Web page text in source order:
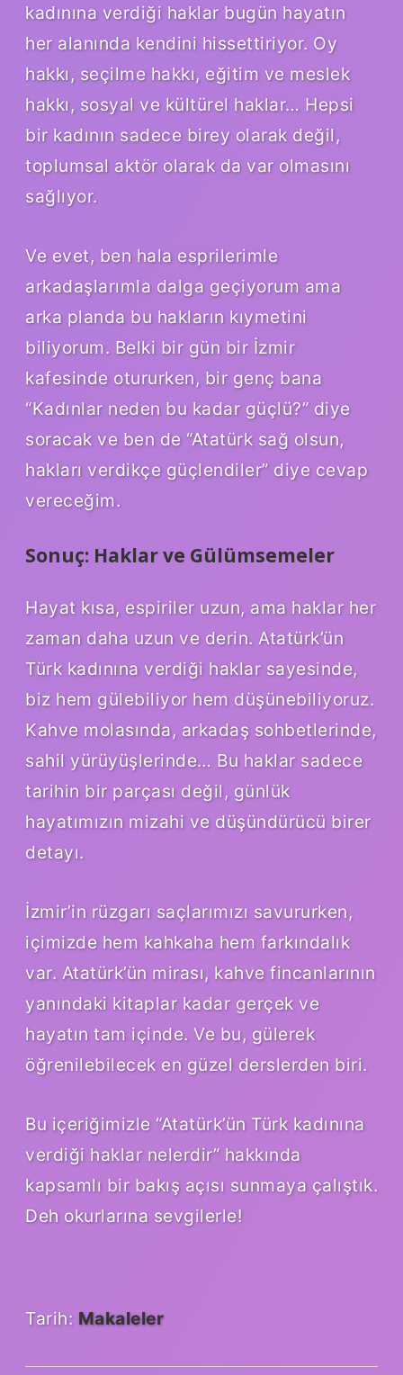
kadınına verdiği haklar bugün hayatın
her alanında kendini hissettiriyor. Oy
hakkı, seçilme hakkı, eğitim ve meslek
hakkı, sosyal ve kültürel haklar… Hepsi
bir kadının sadece birey olarak değil,
toplumsal aktör olarak da var olmasını
sağlıyor.
Ve evet, ben hala esprilerimle
arkadaşlarımla dalga geçiyorum ama
arka planda bu hakların kıymetini
biliyorum. Belki bir gün bir İzmir
kafesinde otururken, bir genç bana
“Kadınlar neden bu kadar güçlü?” diye
soracak ve ben de “Atatürk sağ olsun,
hakları verdikçe güçlendiler” diye cevap
vereceğim.
Sonuç: Haklar ve Gülümsemeler
Hayat kısa, espiriler uzun, ama haklar her
zaman daha uzun ve derin. Atatürk’ün
Türk kadınına verdiği haklar sayesinde,
biz hem gülebiliyor hem düşünebiliyoruz.
Kahve molasında, arkadaş sohbetlerinde,
sahil yürüyüşlerinde… Bu haklar sadece
tarihin bir parçası değil, günlük
hayatımızın mizahi ve düşündürücü birer
detayı.
İzmir’in rüzgarı saçlarımızı savururken,
içimizde hem kahkaha hem farkındalık
var. Atatürk’ün mirası, kahve fincanlarının
yanındaki kitaplar kadar gerçek ve
hayatın tam içinde. Ve bu, gülerek
öğrenilebilecek en güzel derslerden biri.
Bu içeriğimizle “Atatürk’ün Türk kadınına
verdiği haklar nelerdir” hakkında
kapsamlı bir bakış açısı sunmaya çalıştık.
Deh okurlarına sevgilerle!
Tarih: Makaleler